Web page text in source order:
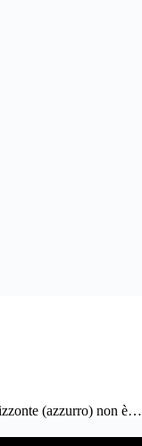
(azzurro) non è…